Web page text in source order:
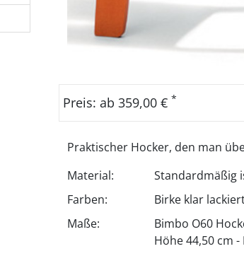
Preis: ab 359,00 € *
Praktischer Hocker, den man
Material:
Standardmäßig
Farben:
Birke klar
Maße:
Bimbo O60
Höhe 44,50 cm